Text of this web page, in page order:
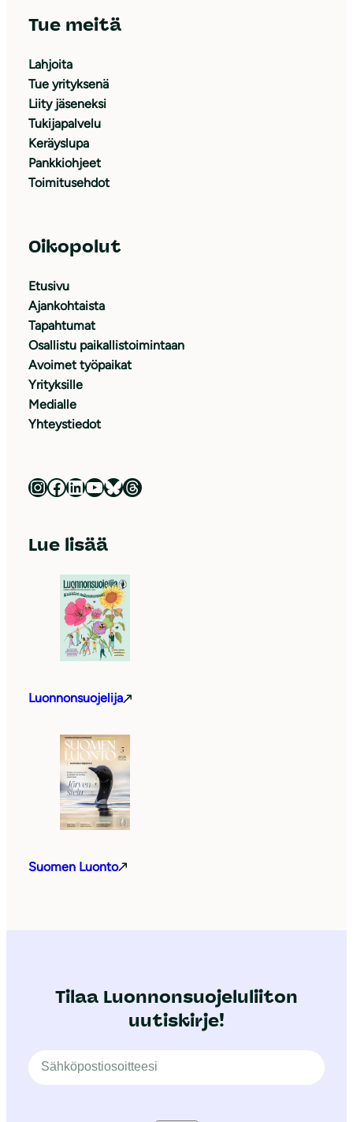
Tue meitä
Lahjoita
Tue yrityksenä
Liity jäseneksi
Tukijapalvelu
Keräyslupa
Pankkiohjeet
Toimitusehdot
Oikopolut
Etusivu
Ajankohtaista
Tapahtumat
Osallistu paikallistoimintaan
Avoimet työpaikat
Yrityksille
Medialle
Yhteystiedot
Luonnonsuojeluliitto Instagramissa Luonnonsuojeluliitto Facebookissa Luonnonsuojeluliitto LinkedInissä Luonnonsuojeluliiton YouTube-kanava Luonnonsuojeluliitto Blueskyssa Luonnonsuojeluliitto Threadsissa
Lue lisää
Luonnonsuojelija
Suomen Luonto
Tilaa Luonnonsuojeluliiton
uutiskirje!